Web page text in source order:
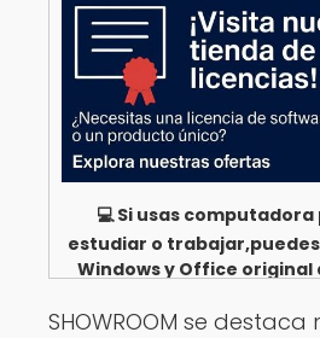
💻 Si usas
estudiar o
Windows y Office original
SHOWROOM se